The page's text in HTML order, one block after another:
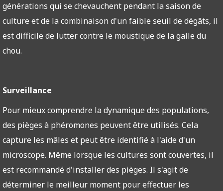
générations qui se chevauchent pendant la saison de
culture et de la combinaison d'un faible seuil de dégâts, il
est difficile de lutter contre le moustique de la galle du
chou.
Surveillance
Pour mieux comprendre la dynamique des populations,
des pièges à phéromones peuvent être utilisés. Cela
capture les mâles et peut être identifié à l'aide d'un
microscope. Même lorsque les cultures sont couvertes, il
est recommandé d'installer des pièges. Il s'agit de
déterminer le meilleur moment pour effectuer les